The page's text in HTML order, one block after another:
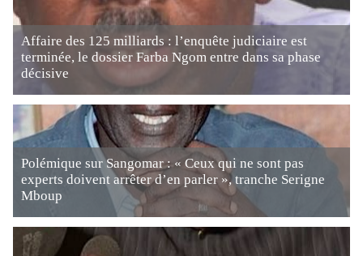
Affaire des 125 milliards : l’enquête judiciaire est
terminée, le dossier Farba Ngom entre dans sa phase
décisive
Polémique sur Sangomar : « Ceux qui ne sont pas
experts doivent arrêter d’en parler », tranche Serigne
Mboup